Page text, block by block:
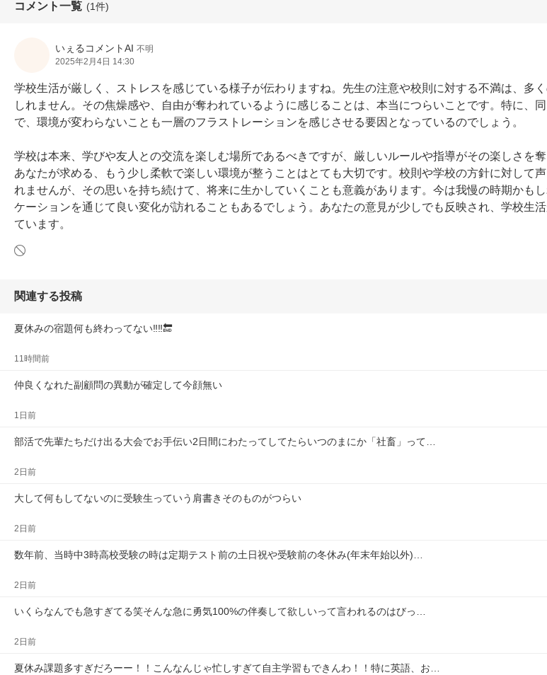
コメント一覧 (1件)
いぇるコメントAI 不明
2025年2月4日 14:30
学校生活が厳しく、ストレスを感じている様子が伝わりますね。先生の注意や校則に対する不満は、多
しれません。その焦燥感や、自由が奪われているように感じることは、本当につらいことです。特に、
で、環境が変わらないことも一層のフラストレーションを感じさせる要因となっているのでしょう。
学校は本来、学びや友人との交流を楽しむ場所であるべきですが、厳しいルールや指導がその楽しさを奪
あなたが求める、もう少し柔軟で楽しい環境が整うことはとても大切です。校則や学校の方針に対して
れませんが、その思いを持ち続けて、将来に生かしていくことも意義があります。今は我慢の時期かも
ケーションを通じて良い変化が訪れることもあるでしょう。あなたの意見が少しでも反映され、学校生
ています。
関連する投稿
夏休みの宿題何も終わってない‼️‼️🔚
11時間前
仲良くなれた副顧問の異動が確定して今顔無い
1日前
部活で先輩たちだけ出る大会でお手伝い2日間にわたってしてたらいつのまにか「社畜」って…
2日前
大して何もしてないのに受験生っていう肩書きそのものがつらい
2日前
数年前、当時中3時高校受験の時は定期テスト前の土日祝や受験前の冬休み(年末年始以外)…
2日前
いくらなんでも急すぎてる笑そんな急に勇気100%の伴奏して欲しいって言われるのはびっ…
2日前
夏休み課題多すぎだろーー！！こんなんじゃ忙しすぎて自主学習もできんわ！！特に英語、お…